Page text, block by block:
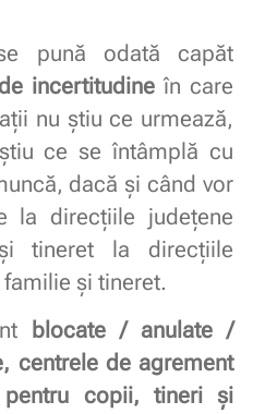
pună odată capăt
incertitudine în care
nu știu ce urmează,
ce se întâmplă cu
dacă și când vor
la direcțiile județene
tineret la direcțiile
și tineret.
blocate / anulate /
centrele de agrement
copii, tineri și